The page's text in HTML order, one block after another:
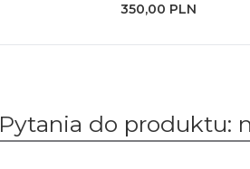
350,00 PLN
Pytania do produktu: